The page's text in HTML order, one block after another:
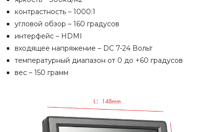
контрастность – 1000:1
угловой обзор – 160 градусов
интерфейс – HDMI
входящее напряжение – DC 7-24 Вольт
температурный диапазон от 0 до +60 градусов
вес – 150 грамм